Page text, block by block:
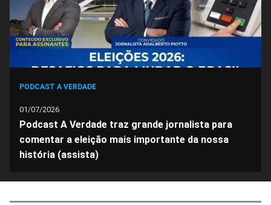
PODCAST A VERDADE
01/07/2026
Podcast A Verdade traz grande jornalista para
comentar a eleição mais importante da nossa
história (assista)